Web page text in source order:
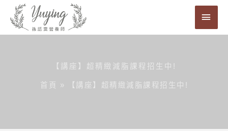
主
主
要
【講座】超精緻減脂課程招生中!
首頁 » 【講座】超精緻減脂課程招生中!